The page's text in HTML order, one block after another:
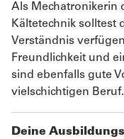
Als Mechatronikerin
Kältetechnik solltest
Verständnis
Freundlichkeit und
sind ebenfalls gute
vielschichtigen Beruf.
Deine